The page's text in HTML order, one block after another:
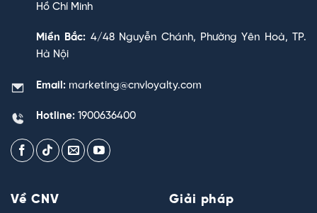
Hồ Chí Minh
Miền Bắc: 4/48 Nguyễn Chánh, Phường Yên Hoà, TP.
Hà Nội
Email: marketing@cnvloyalty.com
Hotline: 1900636400
Về CNV Giải pháp